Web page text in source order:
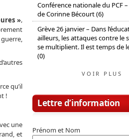
»,
qu’il
!
une
et
Conférence nationale du PCF
de Corinne Bécourt (6)
Grève 26 janvier – Dans
ailleurs, les attaques contre le
se multiplient. Il est temps de
(0)
VOIR PLUS
Lettre d’information
Prénom et Nom